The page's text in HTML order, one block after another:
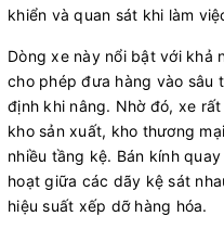
khiển và quan sát khi làm
Dòng xe này nổi bật với khả
cho phép đưa hàng vào sâu
định khi nâng. Nhờ đó, xe
kho sản xuất, kho thương
nhiều tầng kệ. Bán kính
hoạt giữa các dãy kệ sát
hiệu suất xếp dỡ hàng hóa.